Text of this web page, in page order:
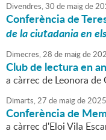
Divendres,30 de maigde
Conferència de
de la ciutadania en
Dimecres,28 de maigde
Club de lectura en
a càrrec de Leonora
Dimarts,27 de maigde2025
Conferència de
a càrrec d'Eloi Vila